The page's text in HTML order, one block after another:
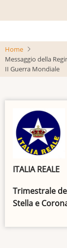
al
principale
Home
Messaggio della
II Guerra Mondiale
ITALIA REALE
Trimestrale
Stella e